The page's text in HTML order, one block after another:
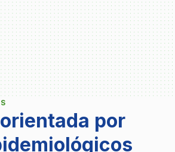
por